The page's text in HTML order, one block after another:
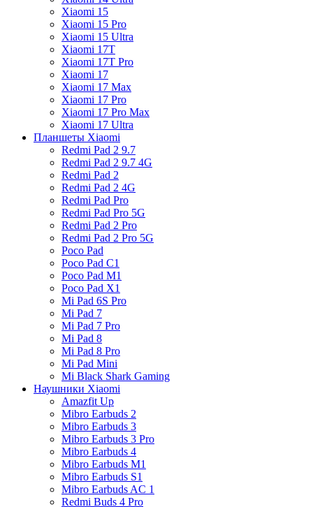
Xiaomi 15
Xiaomi 15 Pro
Xiaomi 15 Ultra
Xiaomi 17T
Xiaomi 17T Pro
Xiaomi 17
Xiaomi 17 Max
Xiaomi 17 Pro
Xiaomi 17 Pro Max
Xiaomi 17 Ultra
Планшеты Xiaomi
Redmi Pad 2 9.7
Redmi Pad 2 9.7 4G
Redmi Pad 2
Redmi Pad 2 4G
Redmi Pad Pro
Redmi Pad Pro 5G
Redmi Pad 2 Pro
Redmi Pad 2 Pro 5G
Poco Pad
Poco Pad C1
Poco Pad M1
Poco Pad X1
Mi Pad 6S Pro
Mi Pad 7
Mi Pad 7 Pro
Mi Pad 8
Mi Pad 8 Pro
Mi Pad Mini
Mi Black Shark Gaming
Наушники Xiaomi
Amazfit Up
Mibro Earbuds 2
Mibro Earbuds 3
Mibro Earbuds 3 Pro
Mibro Earbuds 4
Mibro Earbuds M1
Mibro Earbuds S1
Mibro Earbuds AC 1
Redmi Buds 4 Pro